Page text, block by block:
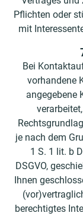
Pflichten oder
mit
Bei
vorhandene
angegebene
je nach dem
1 S. 1 lit. b
DSGVO,
Ihnen
berechtigtes